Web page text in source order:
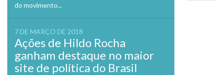
do movimento...
7 DE MARÇO DE 2018
Ações de Hildo Rocha
ganham destaque no maior
site de política do Brasil